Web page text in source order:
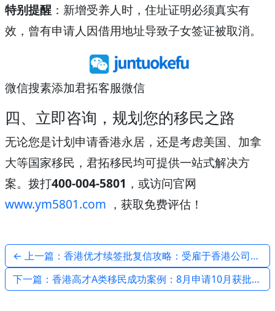
特别提醒 ：新增受养人时，住址证明必须真实有
效，曾有申请人因借用地址导致子女签证被取消。
微信搜素添加君拓客服微信
四、立即咨询，规划您的移民之路
无论您是计划申请香港永居，还是考虑美国、加拿
大等国家移民，君拓移民均可提供一站式解决方
案。拨打400-004-5801 ，或访问官网
www.ym5801.com ，获取免费评估！
← 上一篇：香港优才续签批复信攻略：受雇于香港公司全解析 – 君拓移民
下一篇：香港高才A类移民成功案例：8月申请10月获批！君拓移民助力一家三口获香港身份 →